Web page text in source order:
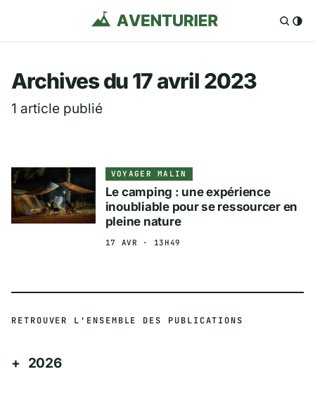
Aventurier.fr —
Archives du 17 avril 2023
1 article publié
VOYAGER MALIN
Le camping : une expérience
inoubliable pour se ressourcer en
pleine nature
17 AVR · 13H49
RETROUVER L'ENSEMBLE DES PUBLICATIONS
2026